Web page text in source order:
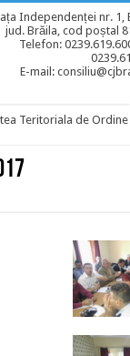
Independenței nr. 1,
jud. Brăila, cod poștal
Telefon:
E-mail:
Teritoriala de Ordine